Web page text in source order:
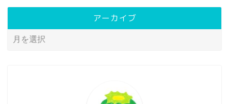
アーカイブ